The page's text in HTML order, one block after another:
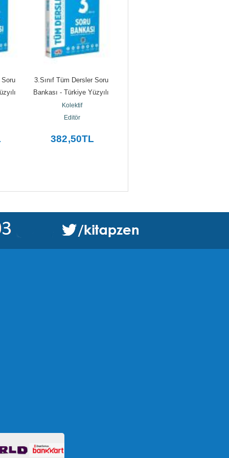
Soru
3.Sınıf Tüm Dersler Soru
Bankası - Türkiye Yüzyılı
Maarif Modeli
Kolektif
Editör
382,50TL